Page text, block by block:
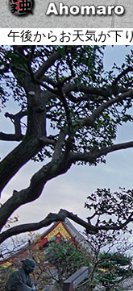
午後からお天気が下